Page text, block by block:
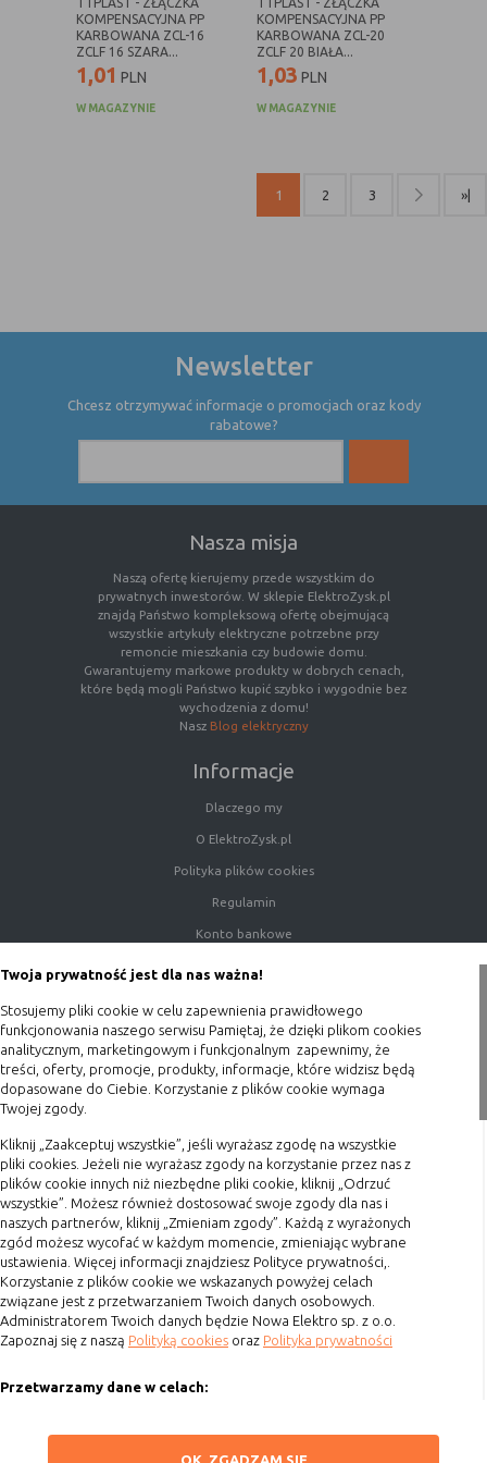
Twoja prywatność jest dla nas ważna!
Stosujemy pliki cookie w celu zapewnienia prawidłowego
funkcjonowania naszego serwisu Pamiętaj, że dzięki plikom cookies
analitycznym, marketingowym i funkcjonalnym zapewnimy, że
treści, oferty, promocje, produkty, informacje, które widzisz będą
dopasowane do Ciebie. Korzystanie z plików cookie wymaga
Twojej zgody.
Kliknij „Zaakceptuj wszystkie”, jeśli wyrażasz zgodę na wszystkie
pliki cookies. Jeżeli nie wyrażasz zgody na korzystanie przez nas z
plików cookie innych niż niezbędne pliki cookie, kliknij „Odrzuć
wszystkie”. Możesz również dostosować swoje zgody dla nas i
naszych partnerów, kliknij „Zmieniam zgody”. Każdą z wyrażonych
zgód możesz wycofać w każdym momencie, zmieniając wybrane
ustawienia. Więcej informacji znajdziesz Polityce prywatności,.
Korzystanie z plików cookie we wskazanych powyżej celach
związane jest z przetwarzaniem Twoich danych osobowych.
Administratorem Twoich danych będzie Nowa Elektro sp. z o.o.
Zapoznaj się z naszą Polityką cookies oraz Polityka prywatności
Przetwarzamy dane w celach:
treści i reklam oraz ich pomiaru, tworzenia statystyk, poprawy
OK, ZGADZAM SIĘ
internetowej.
KOMPENSACYJNA PP
KARBOWANA ZCL-16
ZCLF 16 SZARA...
1,01 PLN
W MAGAZYNIE
KOMPENSACYJNA PP
KARBOWANA ZCL-20
ZCLF 20 BIAŁA...
1,03 PLN
W MAGAZYNIE
1 2 3 »|
Newsletter
Chcesz otrzymywać informacje o promocjach oraz kody
rabatowe?
Nasza misja
Naszą ofertę kierujemy przede wszystkim do
prywatnych inwestorów. W sklepie ElektroZysk.pl
znajdą Państwo kompleksową ofertę obejmującą
wszystkie artykuły elektryczne potrzebne przy
remoncie mieszkania czy budowie domu.
Gwarantujemy markowe produkty w dobrych cenach,
które będą mogli Państwo kupić szybko i wygodnie bez
wychodzenia z domu!
Nasz Blog elektryczny
Informacje
Dlaczego my
O ElektroZysk.pl
Polityka plików cookies
Regulamin
Konto bankowe
Blog
Zakupy
Terminy realizacji
Koszty przesyłki
Dostawa
Reklamacje
Zwrot towaru
Kontakt
Szybki kontakt
Godziny otwarcia: Pon.-Pt. 8-16